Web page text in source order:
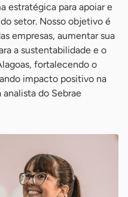
estratégica para apoiar e
setor. Nosso objetivo é
empresas, aumentar sua
a sustentabilidade e o
fortalecendo o
impacto positivo na
do Sebrae